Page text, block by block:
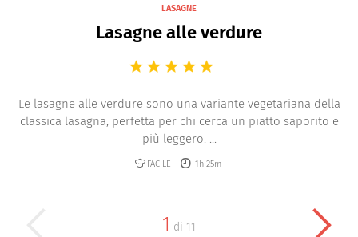
LASAGNE
Lasagne alle verdure
Le lasagne alle verdure sono una variante vegetariana della
classica lasagna, perfetta per chi cerca un piatto saporito e
più leggero. ...
FACILE 1h 25m
1 di 11